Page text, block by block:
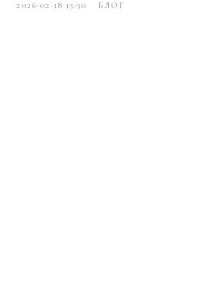
2026-02-18 15:50 БЛОГ